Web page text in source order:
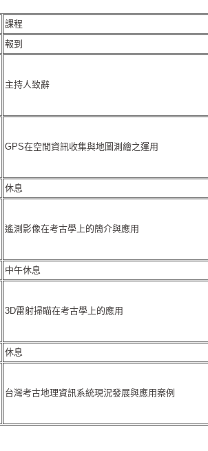
課程
報到
主持人致辭
GPS在空間資訊收集與地圖測繪之運用
休息
遙測影像在考古學上的簡介與應用
中午休息
3D雷射掃瞄在考古學上的應用
休息
台灣考古地理資訊系統現況發展與應用案例